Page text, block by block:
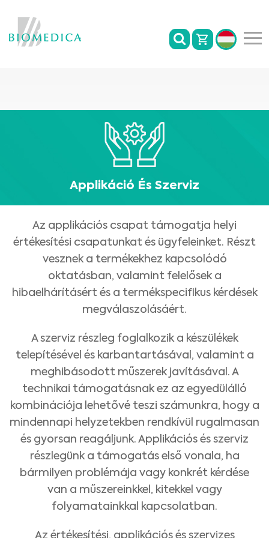
Medical Advice Disclaimer
Applikáció És Szerviz
Az applikációs csapat támogatja helyi
értékesítési csapatunkat és ügyfeleinket. Részt
vesznek a termékekhez kapcsolódó
oktatásban, valamint felelősek a
hibaelhárításért és a termékspecifikus kérdések
megválaszolásáért.
A szerviz részleg foglalkozik a készülékek
telepítésével és karbantartásával, valamint a
meghibásodott műszerek javításával. A
technikai támogatásnak ez az egyedülálló
kombinációja lehetővé teszi számunkra, hogy a
mindennapi helyzetekben rendkívül rugalmasan
és gyorsan reagáljunk. Applikációs és szerviz
részlegünk a támogatás első vonala, ha
bármilyen problémája vagy konkrét kérdése
van a műszereinkkel, kitekkel vagy
folyamatainkkal kapcsolatban.
Az értékesítési, applikációs és szervizes